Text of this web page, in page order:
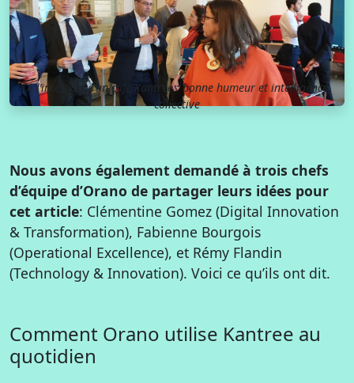
A l’intérieur d’un café Kantree : bonne humeur et intelligence
collective
Nous avons également demandé à trois chefs
d’équipe d’Orano de partager leurs idées pour
cet article: Clémentine Gomez (Digital Innovation
& Transformation), Fabienne Bourgois
(Operational Excellence), et Rémy Flandin
(Technology & Innovation). Voici ce qu’ils ont dit.
Comment Orano utilise Kantree au
quotidien